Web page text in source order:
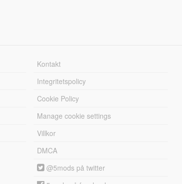
Kontakt
Integritetspolicy
Cookie Policy
Manage cookie settings
Villkor
DMCA
@5mods på twitter